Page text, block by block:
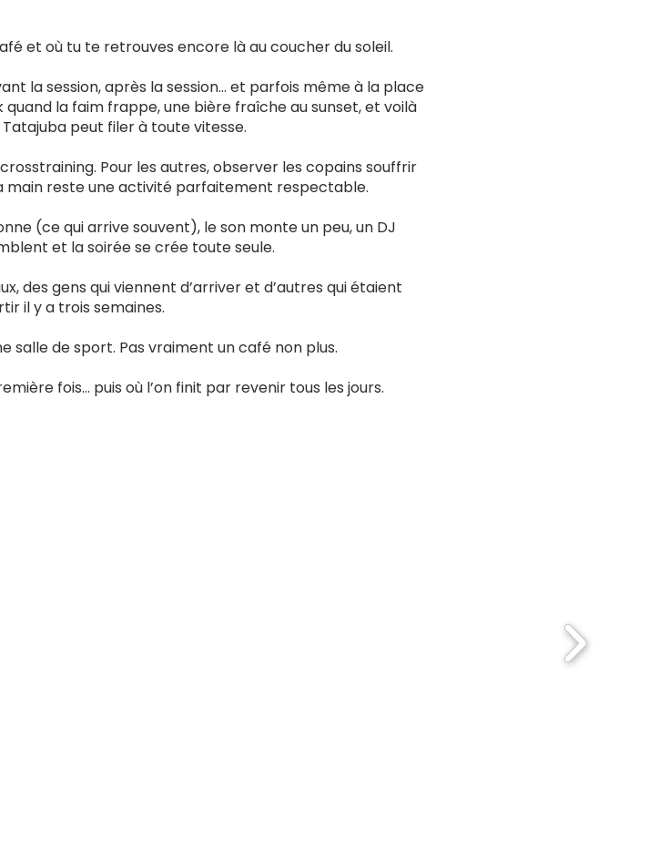
et où tu te retrouves encore là au coucher du soleil.
la session, après la session… et parfois même à la place
la faim frappe, une bière fraîche au sunset, et voilà
peut filer à toute vitesse.
Pour les autres, observer les copains souffrir
main reste une activité parfaitement respectable.
(ce qui arrive souvent), le son monte un peu, un DJ
et la soirée se crée toute seule.
des gens qui viennent d’arriver et d’autres qui étaient
il y a trois semaines.
salle de sport. Pas vraiment un café non plus.
fois… puis où l’on finit par revenir tous les jours.